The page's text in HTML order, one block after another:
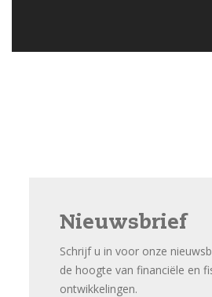
Nieuwsbrief
Schrijf u in voor onze
de hoogte van financiële en
ontwikkelingen.